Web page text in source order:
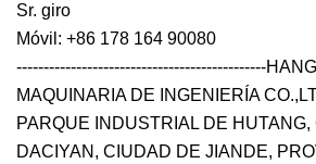
Sr. giro
Móvil: +86 178 164 90080
----------------------------------------------
MAQUINARIA DE INGENIERÍA
PARQUE INDUSTRIAL DE
DACIYAN, CIUDAD DE JIANDE,